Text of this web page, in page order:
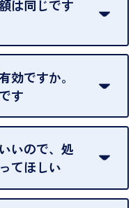
。
は同じです
するため、査定した日
はございます。
効ですか。
す
。
、翌日には査定額が変
いので、処
てほしい
ってはお断りすること